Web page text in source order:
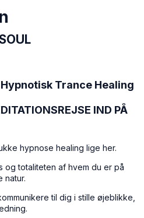
Trance Healing
IND PÅ
hypnose healing lige her.
og totaliteten af hvem du er på
natur.
til dig i stille øjeblikke,